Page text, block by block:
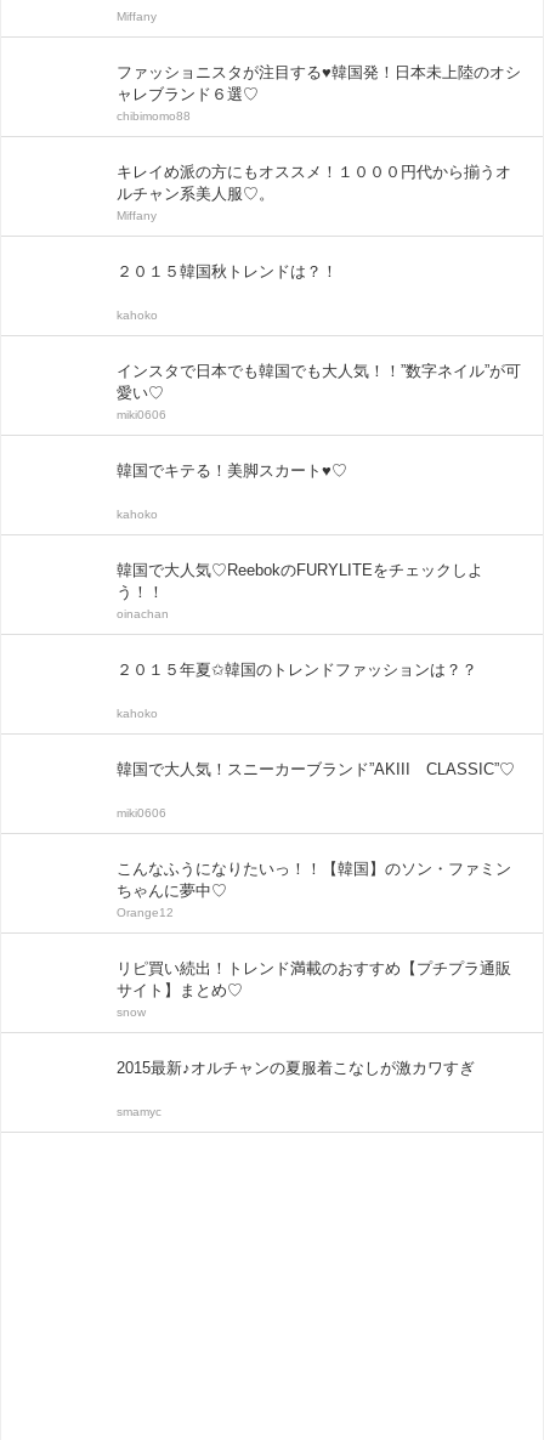
Miffany
ファッショニスタが注目する♥韓国発！日本未上陸のオシ
ャレブランド６選♡
chibimomo88
キレイめ派の方にもオススメ！１０００円代から揃うオ
ルチャン系美人服♡。
Miffany
２０１５韓国秋トレンドは？！
kahoko
インスタで日本でも韓国でも大人気！！”数字ネイル”が可
愛い♡
miki0606
韓国でキテる！美脚スカート♥♡
kahoko
韓国で大人気♡ReebokのFURYLITEをチェックしよ
う！！
oinachan
２０１５年夏✩韓国のトレンドファッションは？？
kahoko
韓国で大人気！スニーカーブランド”AKIII CLASSIC”♡
miki0606
こんなふうになりたいっ！！【韓国】のソン・ファミン
ちゃんに夢中♡
Orange12
リピ買い続出！トレンド満載のおすすめ【プチプラ通販
サイト】まとめ♡
snow
2015最新♪オルチャンの夏服着こなしが激カワすぎ
smamyc